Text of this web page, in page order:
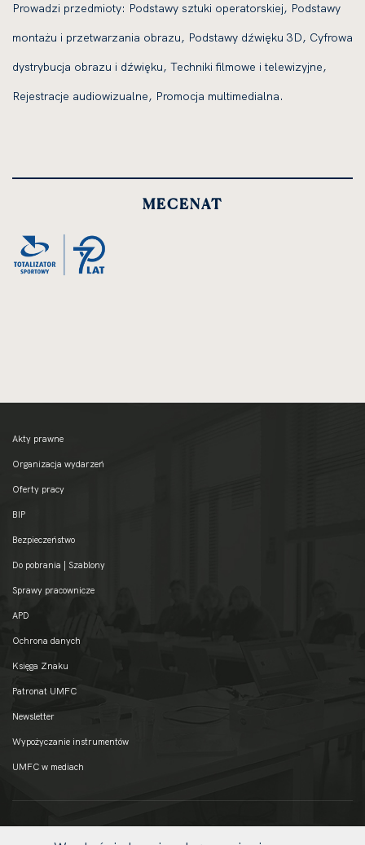
Prowadzi przedmioty: Podstawy sztuki operatorskiej, Podstawy
montażu i przetwarzania obrazu, Podstawy dźwięku 3D, Cyfrowa
dystrybucja obrazu i dźwięku, Techniki filmowe i telewizyjne,
Rejestracje audiowizualne, Promocja multimedialna.
MECENAT
Akty prawne
Organizacja wydarzeń
Oferty pracy
BIP
Bezpieczeństwo
Do pobrania | Szablony
Sprawy pracownicze
APD
Ochrona danych
Księga Znaku
Patronat UMFC
Newsletter
Wypożyczanie instrumentów
UMFC w mediach